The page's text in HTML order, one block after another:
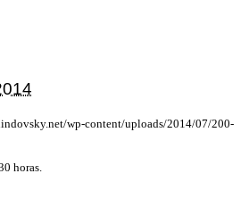
wp-content/uploads/2014/07/200-
horas.